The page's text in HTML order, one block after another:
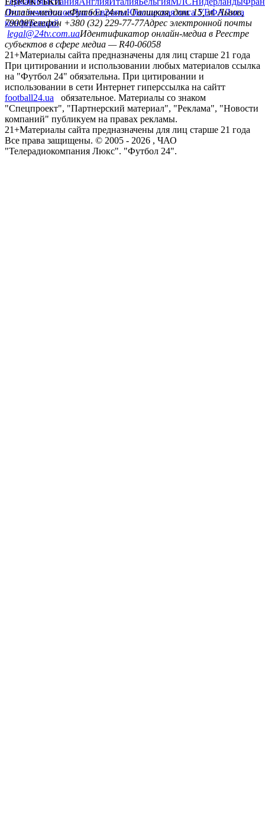
Лига чемпионовЛига ЕвропыЮношеская лига УЕФАЛига
конференций
Онлайн-медиа «Футбол 24»пл. Галицкая, дом. 15, м. Львов,
79008Телефон +380 (32) 229-77-77Адрес электронной почты
legal@24tv.com.uaИдентификатор онлайн-медиа в Реестре
субъектов в сфере медиа — R40-06058
21+Материалы сайта предназначены для лиц старше 21 года
При цитировании и использовании любых материалов ссылка
на "Футбол 24" обязательна. При цитировании и
использовании в сети Интернет гиперссылка на сайтт
football24.ua
обязательное. Материалы со знаком
"Спецпроект", "Партнерский материал", "Реклама", "Новости
компаний" публикуем на правах рекламы.
21+Материалы сайта предназначены для лиц старше 21 года
Все права защищены. © 2005 - 2026 , ЧАО
"Телерадиокомпания Люкс". "Футбол 24".